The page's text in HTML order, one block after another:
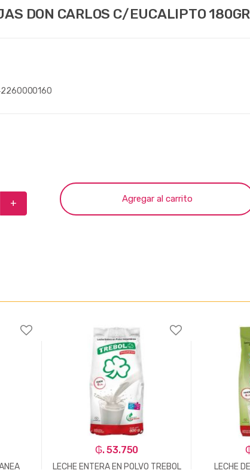
DON CARLOS C/EUCALIPTO 180GR
+ Agregar al carrito
₲. 53.750
LECHE ENTERA EN POLVO TREBOL
LECHE